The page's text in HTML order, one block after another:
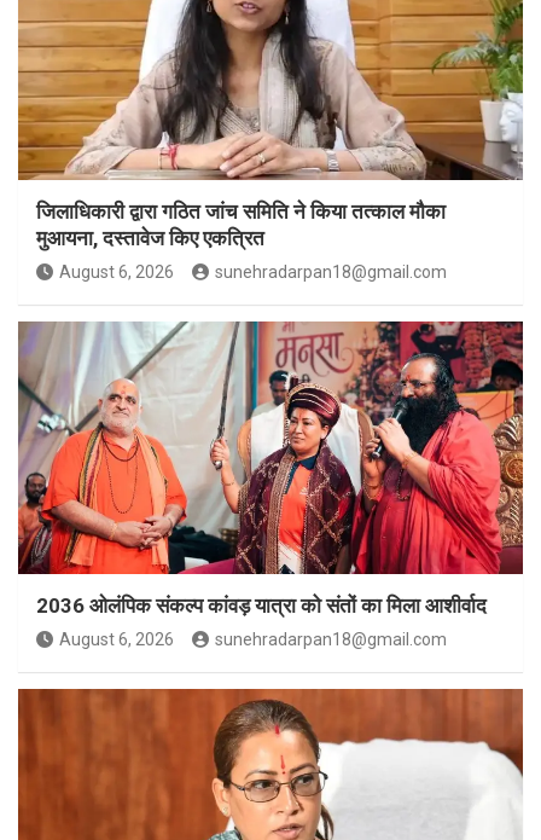
जिलाधिकारी द्वारा गठित जांच समिति ने किया तत्काल मौका
मुआयना, दस्तावेज किए एकत्रित
August 6, 2026 sunehradarpan18@gmail.com
2036 ओलंपिक संकल्प कांवड़ यात्रा को संतों का मिला आशीर्वाद
August 6, 2026 sunehradarpan18@gmail.com